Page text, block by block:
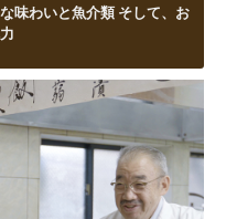
味わいと魚介類 そして、お